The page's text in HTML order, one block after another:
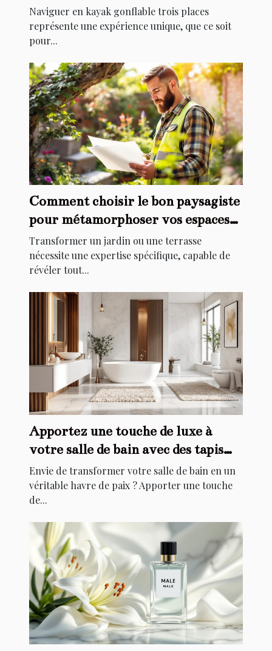
Naviguer en kayak gonflable trois places
représente une expérience unique, que ce soit
pour...
Comment choisir le bon paysagiste
pour métamorphoser vos espaces
extérieurs ?
Transformer un jardin ou une terrasse
nécessite une expertise spécifique, capable de
révéler tout...
Apportez une touche de luxe à
votre salle de bain avec des tapis
élégants
Envie de transformer votre salle de bain en un
véritable havre de paix ? Apporter une touche
de...